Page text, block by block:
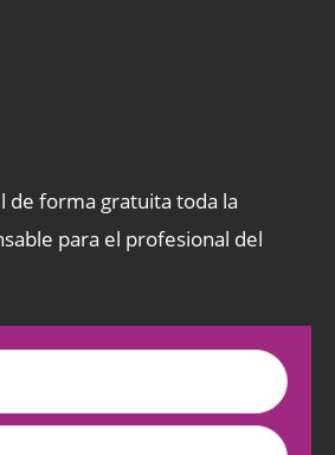
de forma gratuita toda la
para el profesional del